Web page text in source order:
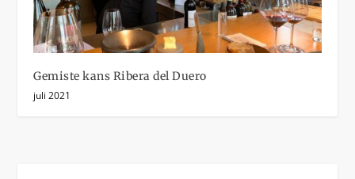
Gemiste kans Ribera del Duero
juli 2021